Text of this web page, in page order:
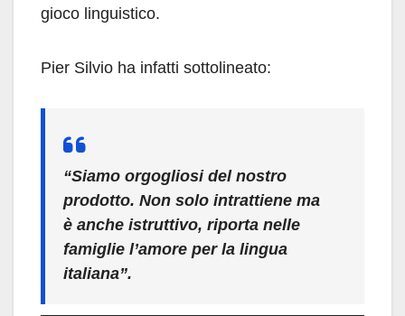
gioco linguistico.
Pier Silvio ha infatti sottolineato:
“Siamo orgogliosi del nostro
prodotto. Non solo intrattiene ma
è anche istruttivo, riporta nelle
famiglie l’amore per la lingua
italiana”.